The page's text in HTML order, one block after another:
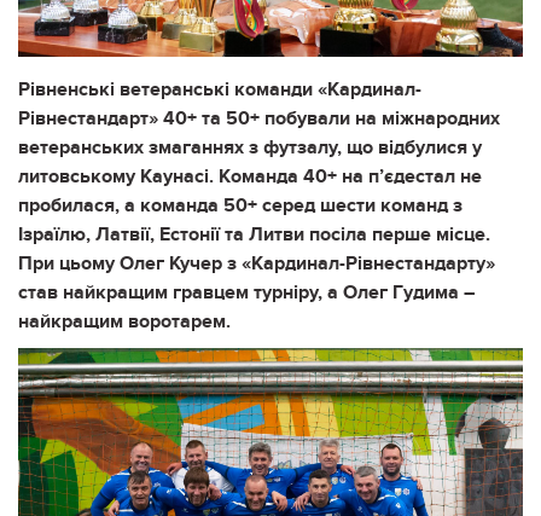
Рівненські ветеранські команди «Кардинал-
Рівнестандарт» 40+ та 50+ побували на міжнародних
ветеранських змаганнях з футзалу, що відбулися у
литовському Каунасі. Команда 40+ на п’єдестал не
пробилася, а команда 50+ серед шести команд з
Ізраїлю, Латвії, Естонії та Литви посіла перше місце.
При цьому Олег Кучер з «Кардинал-Рівнестандарту»
став найкращим гравцем турніру, а Олег Гудима –
найкращим воротарем.